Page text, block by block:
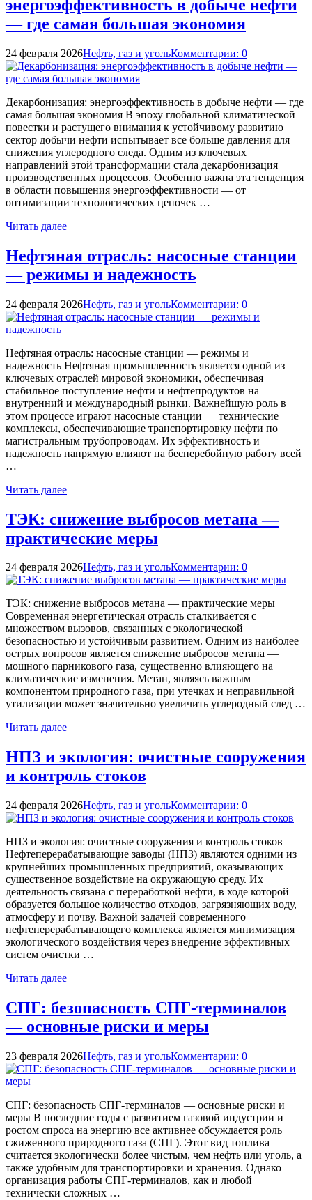
энергоэффективность в добыче нефти
— где самая большая экономия
24 февраля 2026Нефть, газ и угольКомментарии: 0
Декарбонизация: энергоэффективность в добыче нефти — где
самая большая экономия В эпоху глобальной климатической
повестки и растущего внимания к устойчивому развитию
сектор добычи нефти испытывает все больше давления для
снижения углеродного следа. Одним из ключевых
направлений этой трансформации стала декарбонизация
производственных процессов. Особенно важна эта тенденция
в области повышения энергоэффективности — от
оптимизации технологических цепочек …
Читать далее
Нефтяная отрасль: насосные станции
— режимы и надежность
24 февраля 2026Нефть, газ и угольКомментарии: 0
Нефтяная отрасль: насосные станции — режимы и
надежность Нефтяная промышленность является одной из
ключевых отраслей мировой экономики, обеспечивая
стабильное поступление нефти и нефтепродуктов на
внутренний и международный рынки. Важнейшую роль в
этом процессе играют насосные станции — технические
комплексы, обеспечивающие транспортировку нефти по
магистральным трубопроводам. Их эффективность и
надежность напрямую влияют на бесперебойную работу всей
…
Читать далее
ТЭК: снижение выбросов метана —
практические меры
24 февраля 2026Нефть, газ и угольКомментарии: 0
ТЭК: снижение выбросов метана — практические меры
Современная энергетическая отрасль сталкивается с
множеством вызовов, связанных с экологической
безопасностью и устойчивым развитием. Одним из наиболее
острых вопросов является снижение выбросов метана —
мощного парникового газа, существенно влияющего на
климатические изменения. Метан, являясь важным
компонентом природного газа, при утечках и неправильной
утилизации может значительно увеличить углеродный след …
Читать далее
НПЗ и экология: очистные сооружения
и контроль стоков
24 февраля 2026Нефть, газ и угольКомментарии: 0
НПЗ и экология: очистные сооружения и контроль стоков
Нефтеперерабатывающие заводы (НПЗ) являются одними из
крупнейших промышленных предприятий, оказывающих
существенное воздействие на окружающую среду. Их
деятельность связана с переработкой нефти, в ходе которой
образуется большое количество отходов, загрязняющих воду,
атмосферу и почву. Важной задачей современного
нефтеперерабатывающего комплекса является минимизация
экологического воздействия через внедрение эффективных
систем очистки …
Читать далее
СПГ: безопасность СПГ-терминалов
— основные риски и меры
23 февраля 2026Нефть, газ и угольКомментарии: 0
СПГ: безопасность СПГ-терминалов — основные риски и
меры В последние годы с развитием газовой индустрии и
ростом спроса на энергию все активнее обсуждается роль
сжиженного природного газа (СПГ). Этот вид топлива
считается экологически более чистым, чем нефть или уголь, а
также удобным для транспортировки и хранения. Однако
организация работы СПГ-терминалов, как и любой
технически сложных …